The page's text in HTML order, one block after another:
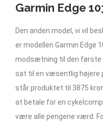
Garmin Edge
Den anden model, vi vil
er modellen Garmin Edge
modsætning til den første
sat til en væsentlig højere
står produktet til 3875
at betale for en
være alle pengene værd.